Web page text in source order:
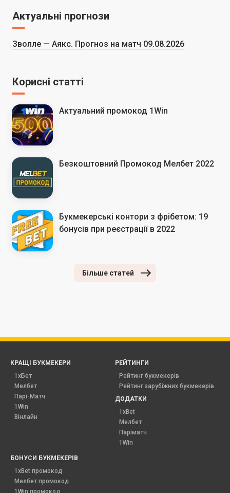
Актуальні прогнози
Зволле — Аякс. Прогноз на матч 09.08.2026
Корисні статті
Актуальний промокод 1Win
Безкоштовний Промокод Мелбет 2022
Букмекерські контори з фрібетом: 19
бонусів при реєстрації в 2022
Більше статей
КРАЩІ БУКМЕКЕРИ
1хБет
Мелбет
Парі-Матч
1Win
Вінлайн
РЕЙТИНГИ
Рейтинг букмекерів
Рейтинг зарубіжних букмекерів
ДОДАТКИ
1xBet
Мелбет
Паріматч
1Win
БОНУСИ БУКМЕКЕРІВ
1xBet промокод
Мелбет промокод
1Win промокод